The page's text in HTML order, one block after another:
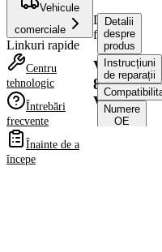
Vehicule
comerciale
Linkuri rapide
Centru
tehnologic
Întrebări
frecvente
Înainte de a
începe
Disc
frana
VKBD
80319
V2
Detalii
despre
produs
Instrucțiuni
de reparații
Numere
OE